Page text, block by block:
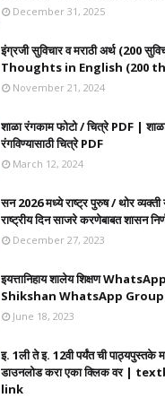
December 31, 2025
इंग्रजी सुविचार व मराठी अर्थ (200
Thoughts in English (200
November 21, 2024
शाळा रंगकाम फोटो / चित्रे PDF |
रंगविण्यासाठी चित्रे PDF
March 12, 2024
सन 2026 मध्ये राष्ट्र पुरुष / थोर व्यक्ती
राष्ट्रीय दिन साजरे करणेबाबत शासन
December 27, 2023
इयत्तानिहाय शालेय शिक्षण
Shikshan WhatsApp
June 18, 2023
इ. 1ली ते इ. 12वी पर्यंत ची पाठ्यपुस्तके
डाउनलोड करा एका क्लिक वर |
link